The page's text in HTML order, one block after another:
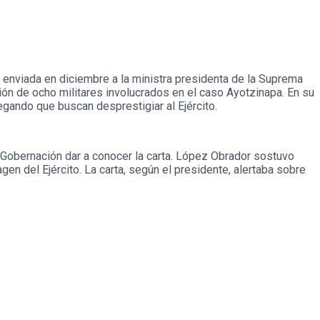
en diciembre a la ministra presidenta de la Suprema
de ocho militares involucrados en el caso Ayotzinapa. En su
que buscan desprestigiar al Ejército.
dar a conocer la carta. López Obrador sostuvo
del Ejército. La carta, según el presidente, alertaba sobre